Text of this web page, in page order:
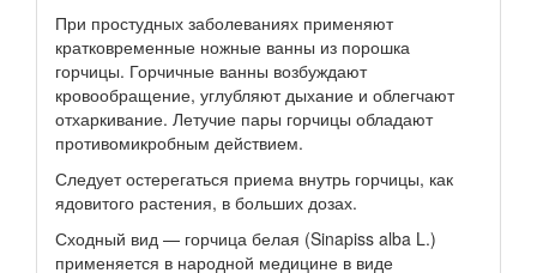
При простудных заболеваниях применяют
кратковременные ножные ванны из порошка
горчицы. Горчичные ванны возбуждают
кровообращение, углубляют дыхание и облегчают
отхаркивание. Летучие пары горчицы обладают
противомикробным действием.
Следует остерегаться приема внутрь горчицы, как
ядовитого растения, в больших дозах.
Сходный вид — горчица белая (Sinapiss alba L.)
применяется в народной медицине в виде